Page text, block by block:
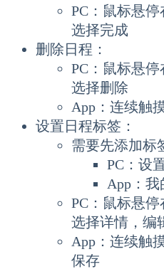
PC：鼠标悬
选择完成
删除日程：
PC：鼠标悬
选择删除
App：连续触
设置日程标签：
需要先添加标
PC：设
App：
PC：鼠标悬
选择详情，编
App：连续触
保存